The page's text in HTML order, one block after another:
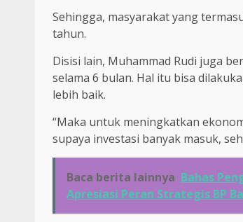
Sehingga, masyarakat yang
tahun.
Disisi lain, Muhammad Rudi juga
selama 6 bulan. Hal itu bisa
lebih baik.
“Maka untuk meningkatkan
supaya investasi banyak masuk,
Baca berita lainnya Bahas
Apresiasi Peran Strategis BP